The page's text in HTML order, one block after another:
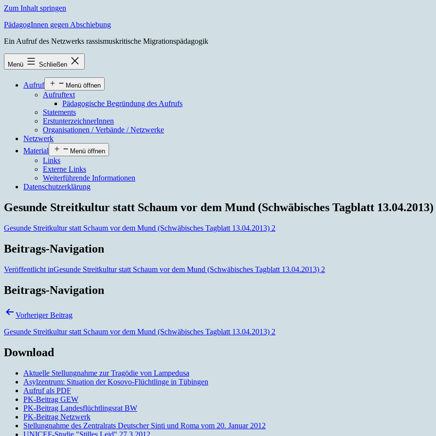
Zum Inhalt springen
PädagogInnen gegen Abschiebung
Ein Aufruf des Netzwerks rassismuskritische Migrationspädagogik
Menü Schließen
Aufruf Menü öffnen
Aufruftext
Pädagogische Begründung des Aufrufs
Statements
ErstunterzeichnerInnen
Organisationen / Verbände / Netzwerke
Netzwerk
Material
Menü öffnen
Links
Externe Links
Weiterführende Informationen
Datenschutzerklärung
Gesunde Streitkultur statt Schaum vor dem Mund (Schwäbisches Tagblatt 13.04.2013)
Gesunde Streitkultur statt Schaum vor dem Mund (Schwäbisches Tagblatt 13.04.2013) 2
Beitrags-Navigation
Veröffentlicht inGesunde Streitkultur statt Schaum vor dem Mund (Schwäbisches Tagblatt 13.04.2013) 2
Beitrags-Navigation
Vorheriger Beitrag
Gesunde Streitkultur statt Schaum vor dem Mund (Schwäbisches Tagblatt 13.04.2013) 2
Download
Aktuelle Stellungnahme zur Tragödie von Lampedusa
Asylzentrum: Situation der Kosovo-Flüchtlinge in Tübingen
Aufruf als PDF
PK-Beitrag GEW
PK-Beitrag Landesflüchtlingsrat BW
PK-Beitrag Netzwerk
Stellungnahme des Zentralrats Deutscher Sinti und Roma vom 20. Januar 2012